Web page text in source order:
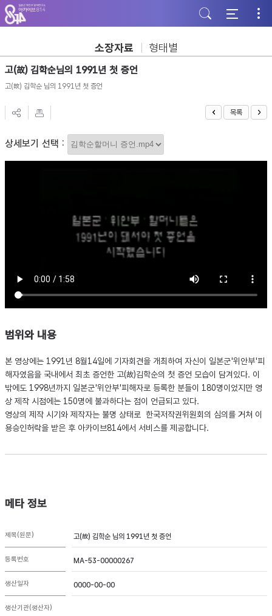
주
메
뉴
가
기
본
문
바
기
하
단
바
기
소장자료 형태별
고(故) 김학순님의 1991년 첫 증언
고(故) 김학순 님의 1991년 첫 증언
목록
상세보기 선택 :
범위와 내용
본 영상에는 1991년 8월14일에 기자회견을 개최하여 자신이 일본군'위안부'피
해자였음을 국내에서 최초 증언한 고(故)김학순의 첫 증언 모습이 담겨있다. 이
밖에도 1998년까지 일본군'위안부'피해자로 등록한 분들이 180명이었지만 영
상 제작 시점에는 150명에 불과하다는 점이 언급되고 있다.
영상의 제작 시기와 제작자는 불명 상태로 한국저작권위원회의 심의를 거쳐 이
용승인허락을 받은 후 아카이브814에서 서비스를 제공합니다.
메타 정보
제목(원문) 고(故) 김학순 님의 1991년 첫 증언
등록번호 MA-53-00000267
생산일자 0000-00-00
생산기관(생산자)